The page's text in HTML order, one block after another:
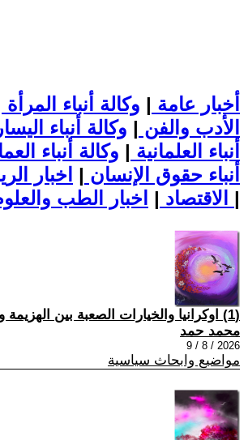
أخبار عامة | وكالة أنباء المرأة
الأدب والفن | وكالة أنباء اليسار
أنباء العلمانية | وكالة أنباء
أنباء حقوق الإنسان | اخبار
الاقتصاد | |
(1) اوكرانيا والخيارات الصعبة بين الهزيمة والاستسلام
محمد حمد
2026 / 8 / 9
مواضيع وابحاث سياسية